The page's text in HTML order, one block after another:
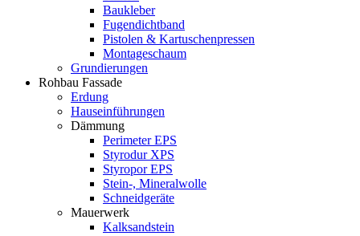
Baukleber
Fugendichtband
Pistolen & Kartuschenpressen
Montageschaum
Grundierungen
Rohbau Fassade
Erdung
Hauseinführungen
Dämmung
Perimeter EPS
Styrodur XPS
Styropor EPS
Stein-, Mineralwolle
Schneidgeräte
Mauerwerk
Kalksandstein